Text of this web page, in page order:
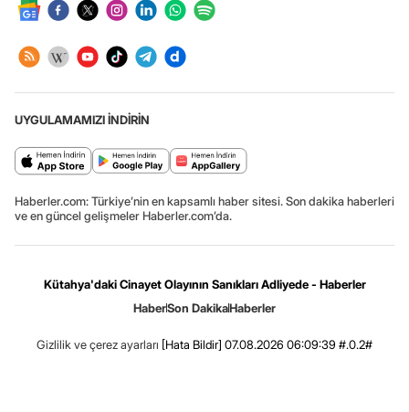
UYGULAMAMIZI İNDİRİN
Haberler.com: Türkiye’nin en kapsamlı haber sitesi. Son dakika haberleri
ve en güncel gelişmeler Haberler.com’da.
Kütahya'daki Cinayet Olayının Sanıkları Adliyede - Haberler
HaberSon DakikaHaberler
Gizlilik ve çerez ayarları [Hata Bildir] 07.08.2026 06:09:39 #.0.2#